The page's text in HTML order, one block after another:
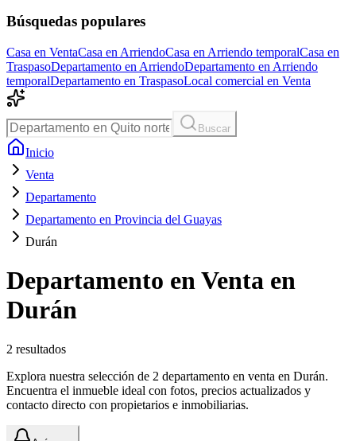
Búsquedas populares
Casa en VentaCasa en ArriendoCasa en Arriendo temporalCasa en
TraspasoDepartamento en ArriendoDepartamento en Arriendo
temporalDepartamento en TraspasoLocal comercial en Venta
Buscar
Inicio
Venta
Departamento
Departamento en Provincia del Guayas
Durán
Departamento en Venta en
Durán
2 resultados
Explora nuestra selección de 2 departamento en venta en Durán.
Encuentra el inmueble ideal con fotos, precios actualizados y
contacto directo con propietarios e inmobiliarias.